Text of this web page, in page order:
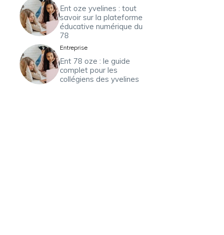
Ent oze yvelines : tout
savoir sur la plateforme
éducative numérique du
78
Entreprise
Ent 78 oze : le guide
complet pour les
collégiens des yvelines